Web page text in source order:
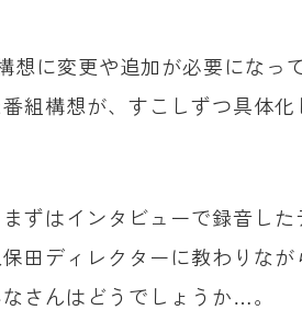
に変更や追加が必要になっ
組構想が、すこしずつ具体
ずはインタビューで録音し
田ディレクターに教わりな
さんはどうでしょうか…。